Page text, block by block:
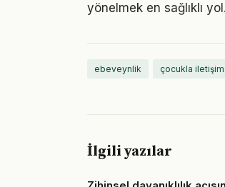
yönelmek en sağlıklı
ebeveynlik çocukla iletişim
İlgili yazılar